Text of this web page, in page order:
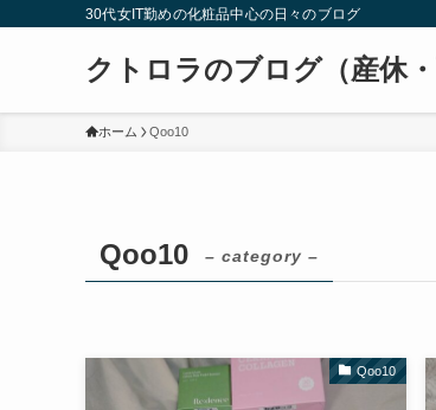
30代女IT勤めの化粧品中心の日々のブログ
クトロラのブログ（産休・
ホーム Qoo10
Qoo10 – category –
Qoo10